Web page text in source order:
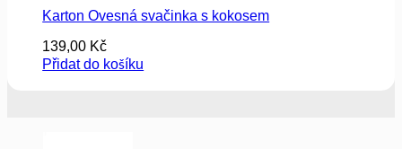
Karton Ovesná svačinka s kokosem
139,00 Kč
Přidat do košíku